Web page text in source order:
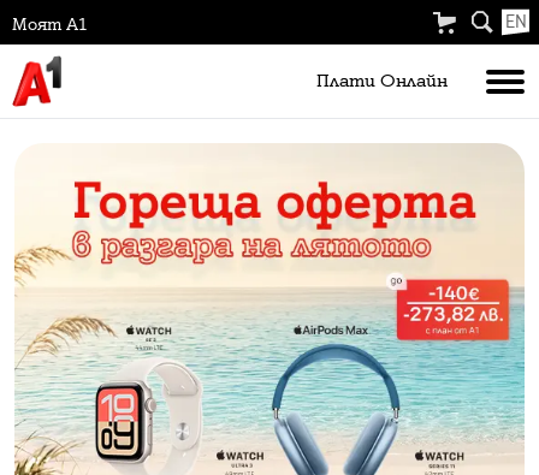
Моят А1 EN
Плати Oнлайн